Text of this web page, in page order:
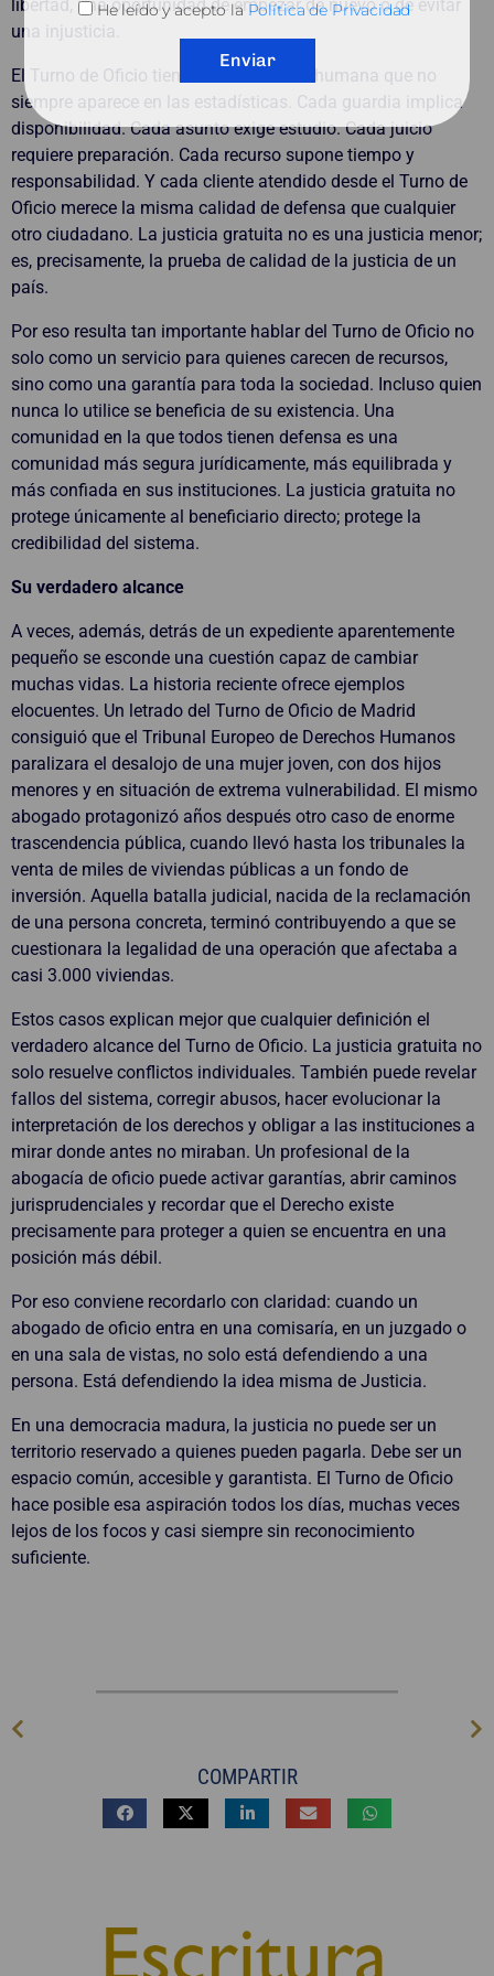
libertad, una oportunidad de empezar de nuevo o de evitar
una injusticia.
El Turno de Oficio tiene una dimensión humana que no
siempre aparece en las estadísticas. Cada guardia implica
disponibilidad. Cada asunto exige estudio. Cada juicio
requiere preparación. Cada recurso supone tiempo y
responsabilidad. Y cada cliente atendido desde el Turno de
Oficio merece la misma calidad de defensa que cualquier
otro ciudadano. La justicia gratuita no es una justicia menor;
es, precisamente, la prueba de calidad de la justicia de un
país.
Por eso resulta tan importante hablar del Turno de Oficio no
solo como un servicio para quienes carecen de recursos,
sino como una garantía para toda la sociedad. Incluso quien
nunca lo utilice se beneficia de su existencia. Una
comunidad en la que todos tienen defensa es una
comunidad más segura jurídicamente, más equilibrada y
más confiada en sus instituciones. La justicia gratuita no
protege únicamente al beneficiario directo; protege la
credibilidad del sistema.
Su verdadero alcance
A veces, además, detrás de un expediente aparentemente
pequeño se esconde una cuestión capaz de cambiar
muchas vidas. La historia reciente ofrece ejemplos
elocuentes. Un letrado del Turno de Oficio de Madrid
consiguió que el Tribunal Europeo de Derechos Humanos
paralizara el desalojo de una mujer joven, con dos hijos
menores y en situación de extrema vulnerabilidad. El mismo
abogado protagonizó años después otro caso de enorme
trascendencia pública, cuando llevó hasta los tribunales la
venta de miles de viviendas públicas a un fondo de
inversión. Aquella batalla judicial, nacida de la reclamación
de una persona concreta, terminó contribuyendo a que se
cuestionara la legalidad de una operación que afectaba a
casi 3.000 viviendas.
Estos casos explican mejor que cualquier definición el
verdadero alcance del Turno de Oficio. La justicia gratuita no
solo resuelve conflictos individuales. También puede revelar
fallos del sistema, corregir abusos, hacer evolucionar la
interpretación de los derechos y obligar a las instituciones a
mirar donde antes no miraban. Un profesional de la
abogacía de oficio puede activar garantías, abrir caminos
jurisprudenciales y recordar que el Derecho existe
precisamente para proteger a quien se encuentra en una
posición más débil.
Por eso conviene recordarlo con claridad: cuando un
abogado de oficio entra en una comisaría, en un juzgado o
en una sala de vistas, no solo está defendiendo a una
persona. Está defendiendo la idea misma de Justicia.
En una democracia madura, la justicia no puede ser un
territorio reservado a quienes pueden pagarla. Debe ser un
espacio común, accesible y garantista. El Turno de Oficio
hace posible esa aspiración todos los días, muchas veces
lejos de los focos y casi siempre sin reconocimiento
suficiente.
COMPARTIR
He leído y acepto laPolítica de Privacidad
Enviar